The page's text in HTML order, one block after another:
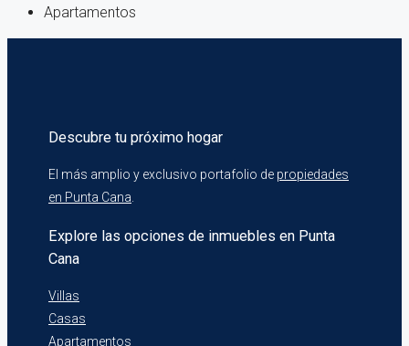
Apartamentos
Descubre tu próximo hogar
El más amplio y exclusivo portafolio de propiedades
en Punta Cana.
Explore las opciones de inmuebles en Punta
Cana
Villas
Casas
Apartamentos